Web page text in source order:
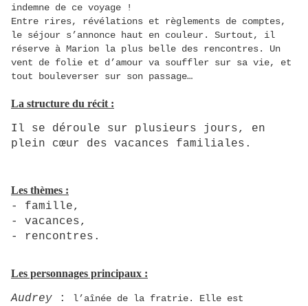
indemne de ce voyage !
Entre rires, révélations et règlements de comptes,
le séjour s’annonce haut en couleur. Surtout, il
réserve à Marion la plus belle des rencontres. Un
vent de folie et d’amour va souffler sur sa vie, et
tout bouleverser sur son passage…
La structure du récit :
Il se déroule sur plusieurs jours, en
plein cœur des vacances familiales.
Les thèmes :
- famille,
- vacances,
- rencontres.
Les personnages principaux :
Audrey :
l’aînée de la fratrie. Elle est